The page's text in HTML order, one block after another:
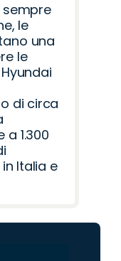
le
una
le
di circa
1.300
Italia e